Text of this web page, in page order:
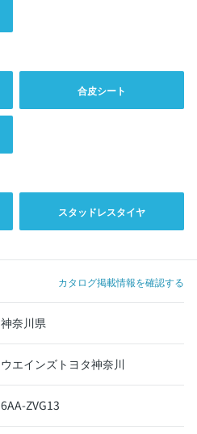
合皮シート
スタッドレスタイヤ
カタログ掲載情報を確認する
神奈川県
ウエインズトヨタ神奈川
6AA-ZVG13